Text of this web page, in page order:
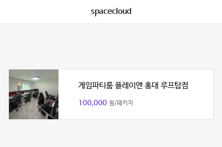
spacecloud
게임파티룸 플레이앤 홍대 루프탑점
100,000 원/패키지